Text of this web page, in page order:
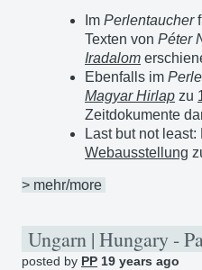
ImPerlentaucher
Texten vonPéter
Iradalom
Ebenfalls im
Magyar Hirlap zu
Zeitdokumente
Last but not
Webausstellung
> mehr/more
Ungarn | Hungary -
posted by PP 19 years ago